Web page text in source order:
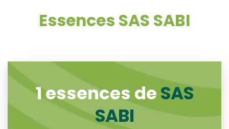
Essences SAS SABI
1 essences deSAS
SABI